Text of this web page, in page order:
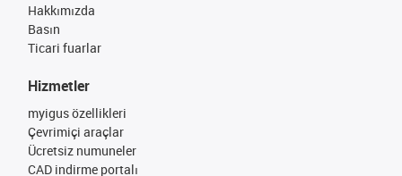
Hakkımızda
Basın
Ticari fuarlar
Hizmetler
myigus özellikleri
Çevrimiçi araçlar
Ücretsiz numuneler
CAD indirme portalı